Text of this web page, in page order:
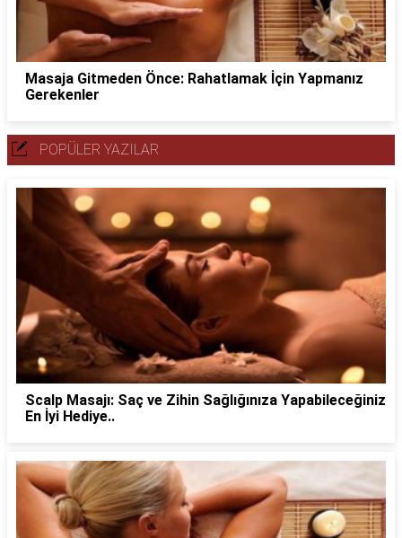
Masaja Gitmeden Önce: Rahatlamak İçin Yapmanız
Gerekenler
POPÜLER YAZILAR
Scalp Masajı: Saç ve Zihin Sağlığınıza Yapabileceğiniz
En İyi Hediye..